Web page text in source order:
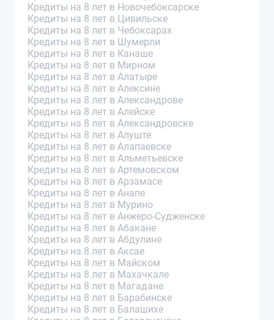
Кредиты на 8 лет в Новочебоксарске
Кредиты на 8 лет в Цивильске
Кредиты на 8 лет в Чебоксарах
Кредиты на 8 лет в Шумерли
Кредиты на 8 лет в Канаше
Кредиты на 8 лет в Мирном
Кредиты на 8 лет в Алатыре
Кредиты на 8 лет в Алексине
Кредиты на 8 лет в Александрове
Кредиты на 8 лет в Алейске
Кредиты на 8 лет в Александровске
Кредиты на 8 лет в Алуште
Кредиты на 8 лет в Алапаевске
Кредиты на 8 лет в Альметьевске
Кредиты на 8 лет в Артемовском
Кредиты на 8 лет в Арзамасе
Кредиты на 8 лет в Анапе
Кредиты на 8 лет в Мурино
Кредиты на 8 лет в Анжеро-Судженске
Кредиты на 8 лет в Абакане
Кредиты на 8 лет в Абдулине
Кредиты на 8 лет в Аксае
Кредиты на 8 лет в Майском
Кредиты на 8 лет в Махачкале
Кредиты на 8 лет в Магадане
Кредиты на 8 лет в Барабинске
Кредиты на 8 лет в Балашихе